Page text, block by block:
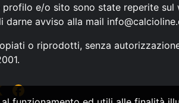
e/o sito sono state reperite sul
avviso alla mail
o riprodotti, senza